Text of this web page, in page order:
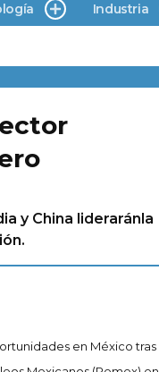
Industria
y China lideraránla
en México tras